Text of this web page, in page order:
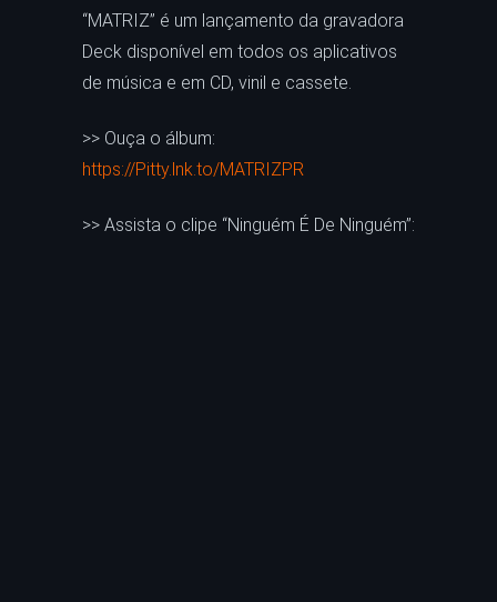
“MATRIZ” é um lançamento da gravadora
Deck disponível em todos os aplicativos
de música e em CD, vinil e cassete.
>> Ouça o álbum:
https://Pitty.lnk.to/MATRIZPR
>> Assista o clipe “Ninguém É De Ninguém”: